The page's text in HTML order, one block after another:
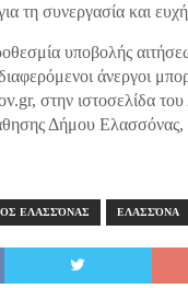
τη συνεργασία και
υποβολής
άνεργοι
στην ιστοσελίδα
Δήμου
ΕΛΑΣΣΌΝΑΣ ΕΛΑΣΣΌΝΑ